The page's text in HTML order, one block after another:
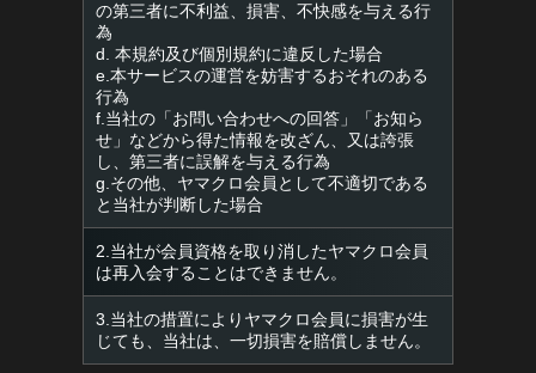
の第三者に不利益、損害、不快感を与える行
為
d. 本規約及び個別規約に違反した場合
e.本サービスの運営を妨害するおそれのある
行為
f.当社の「お問い合わせへの回答」「お知ら
せ」などから得た情報を改ざん、又は誇張
し、第三者に誤解を与える行為
g.その他、ヤマクロ会員として不適切である
と当社が判断した場合
2.当社が会員資格を取り消したヤマクロ会員
は再入会することはできません。
3.当社の措置によりヤマクロ会員に損害が生
じても、当社は、一切損害を賠償しません。